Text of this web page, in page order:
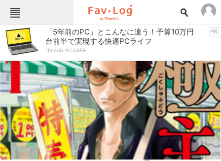
Fav-Logカテゴリー一覧
TOP アウトドア用品
インテリア・収納 おもちゃ・ホビー
カメラ キッチン家電
キッチン用品 ゲーム
コンテンツ・サービス スイーツ・お菓子
スポーツ・レジャー スマホ・携帯電話
パソコン・タブレット ファッション
「5年前のPC」とこんなに違う！予算10万円
台前半で実現する快適PCライフ
ITmedia PC USER
PR